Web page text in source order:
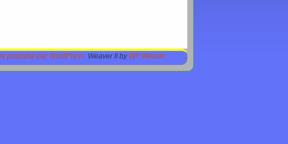
propulsé par WordPress Weaver II by WP Weaver